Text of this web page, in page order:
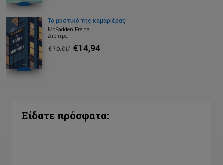
Το μυστικό της καμαριέρας
McFadden Freida
Διόπτρα
€16,60 €14,94
Είδατε πρόσφατα: